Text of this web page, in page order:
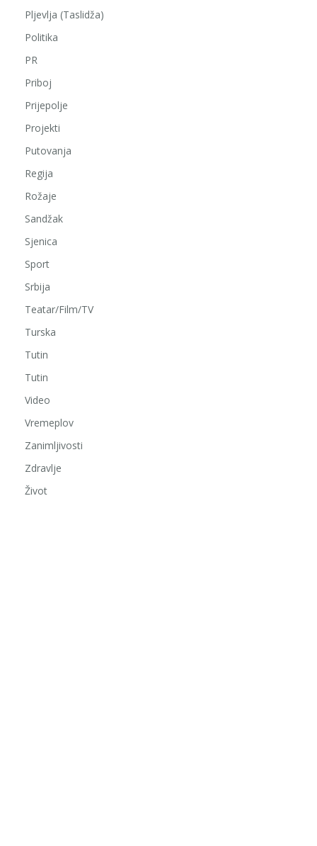
Pljevlja (Taslidža)
Politika
PR
Priboj
Prijepolje
Projekti
Putovanja
Regija
Rožaje
Sandžak
Sjenica
Sport
Srbija
Teatar/Film/TV
Turska
Tutin
Tutin
Video
Vremeplov
Zanimljivosti
Zdravlje
Život